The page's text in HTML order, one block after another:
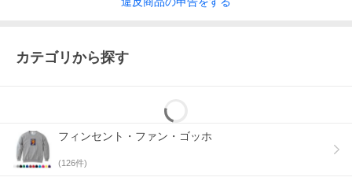
クの 作品を購入したりして、ムンクの評価は決定的になってい
ムを離れ、人間の心の神秘の追求に向かった。『叫び』に代表さ
れる作品には、説 明し難い家路につく労働者が通底しているが、
でも、『叫び』は世界的に抜群の知名度を 誇り、複数バージョン
のうち個人所蔵のパステル画が、2012 年にオークションで手数料
込み1 億1990 万 ドル（約96 億円）で落札されたことは、大きな
ニュースとなった。
EDVARD MUNCH エドヴァルド・ムンク / 家路につく労働者
カテゴリから探す
フィンセント・ファン・ゴッホ
(126件)